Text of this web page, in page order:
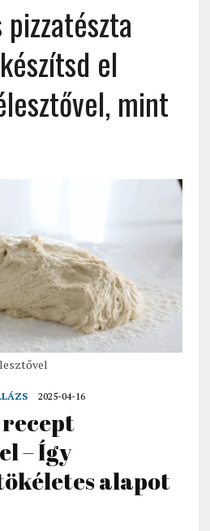
el
mint
2025-04-16
– Így
alapot